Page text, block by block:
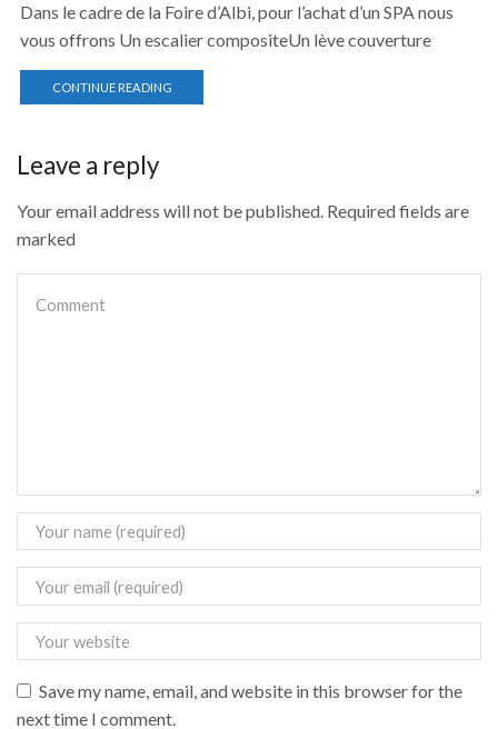
Dans le cadre de la Foire d’Albi, pour l’achat d’un SPA nous
vous offrons Un escalier compositeUn lève couverture
CONTINUE READING
Leave a reply
Your email address will not be published. Required fields are
marked
Save my name, email, and website in this browser for the
next time I comment.